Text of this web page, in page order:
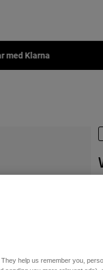
Shop now
help us remember you,